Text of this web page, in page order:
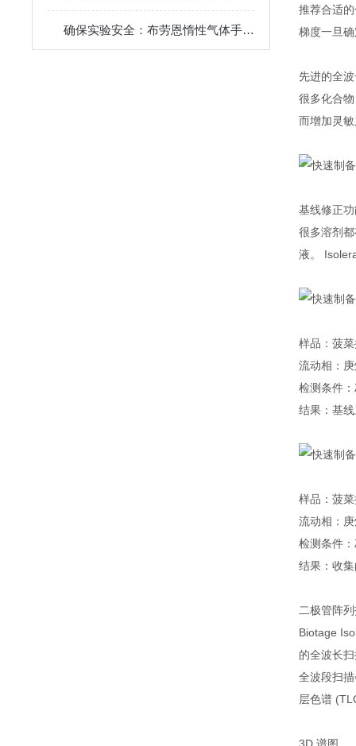
确保实验安全：布劳恩惰性气体手套箱的专业维护技巧
推荐合适
梯度一旦
先进的全
很多化合
而增加灵
基线修正
很多溶剂
液。
样品：菠
流动相：
检测条件
结果：基
样品：菠
流动相：
检测条件
结果：收
二极管阵
Biotage
的全波长
全波段扫
层色谱